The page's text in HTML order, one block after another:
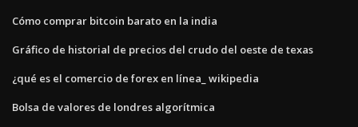
Cómo comprar bitcoin barato en la india
Gráfico de historial de precios del crudo del oeste de texas
¿qué es el comercio de forex en línea_ wikipedia
Bolsa de valores de londres algorítmica